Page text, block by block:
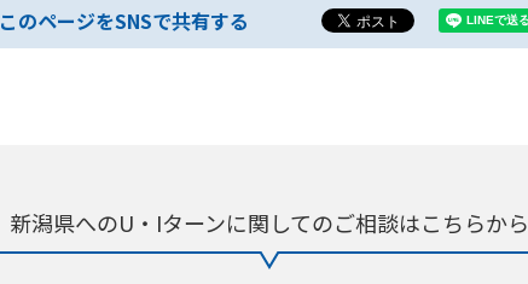
このページをSNSで共有する
新潟県へのU・Iターンに関してのご相談はこちらから